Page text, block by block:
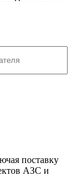
поставку
АЗС и